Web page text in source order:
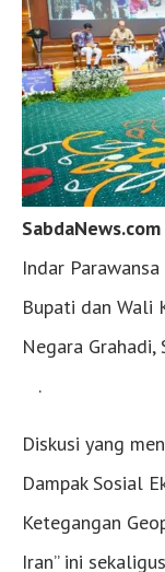
SabdaNews.com
Indar
Bupati dan Wali
Negara
.
Diskusi yang
Dampak Sosial
Ketegangan
Iran” ini